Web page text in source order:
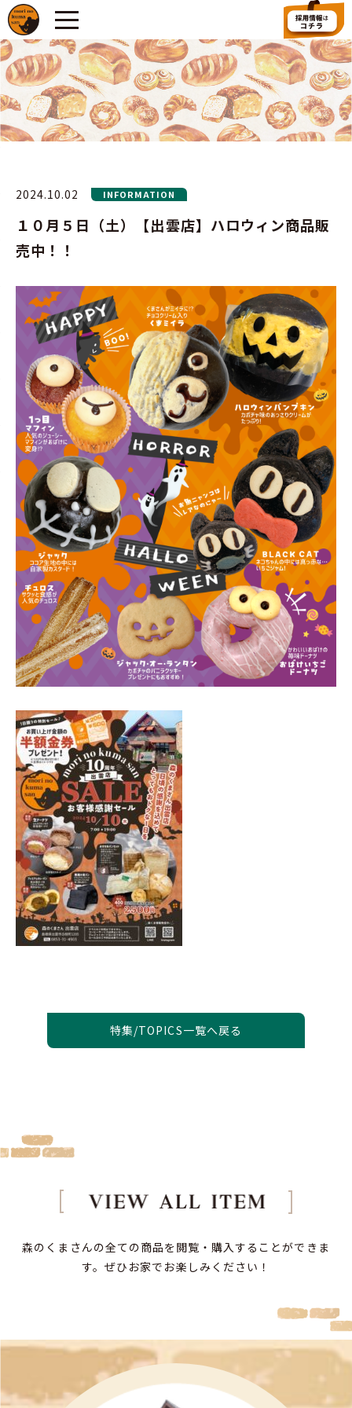
2024.10.02 INFORMATION
１０月５日（土）【出雲店】ハロウィン商品販
売中！！
特集/TOPICS一覧へ戻る
森のくまさんの全ての商品を閲覧・購入することができま
す。ぜひお家でお楽しみください！